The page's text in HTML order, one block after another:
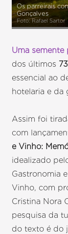
Os parreirais
Gonçalves
Foto: Rafael Sartor
Uma
dos últimos
essencial ao
hotelaria e da
Assim foi
com
e Vinho:
idealizado
Gastronomia
Vinho, com
Cristina Nora
pesquisa da
do texto é do